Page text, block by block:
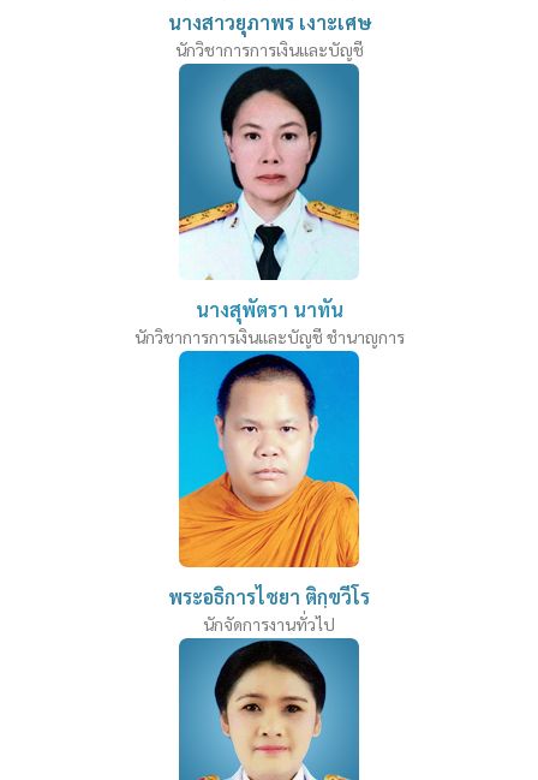
นางสาวยุภาพร เงาะเศษ
นักวิชาการการเงินและบัญชี
นางสุพัตรา นาทัน
นักวิชาการการเงินและบัญชี ชำนาญการ
พระอธิการไชยา ติกฺขวีโร
นักจัดการงานทั่วไป